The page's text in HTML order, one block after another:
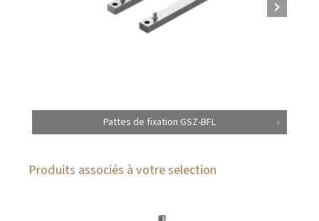
Pattes de fixation GSZ-BFL
Produits associés à votre selection